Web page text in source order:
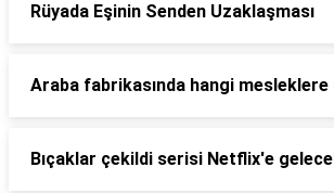
Rüyada Eşinin Senden Uzaklaşması
Araba fabrikasında hangi
Bıçaklar çekildi serisi Netflix'e